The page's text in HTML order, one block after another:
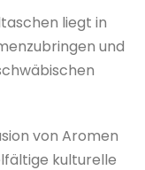
liegt in
und
von Aromen
kulturelle